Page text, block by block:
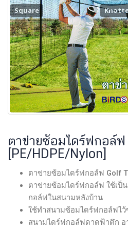
Square
ตาข่ายซ้อมไดร์ฟกอล์ฟ
[PE/HDPE/Nylon]
ตาข่ายซ้อมไดร์ฟกอล์ฟ Golf
ตาข่ายซ้อมไดร์ฟกอล์ฟ ใช้เป็
กอล์ฟในสนามหลังบ้าน
ใช้ทำสนามซ้อมไดร์ฟกอล์ฟไ
สนามไดร์ฟกอล์ฟดาดฟ้าตึก อ